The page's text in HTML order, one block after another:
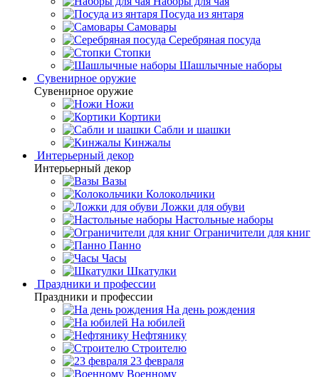
Посуда из янтаря
Самовары
Серебряная посуда
Стопки
Шашлычные наборы
Сувенирное оружие
Сувенирное оружие
Ножи
Кортики
Сабли и шашки
Кинжалы
Интерьерный декор
Интерьерный декор
Вазы
Колокольчики
Ложки для обуви
Настольные наборы
Ограничители для книг
Панно
Часы
Шкатулки
Праздники и профессии
Праздники и профессии
На день рождения
На юбилей
Нефтянику
Строителю
23 февраля
Военному